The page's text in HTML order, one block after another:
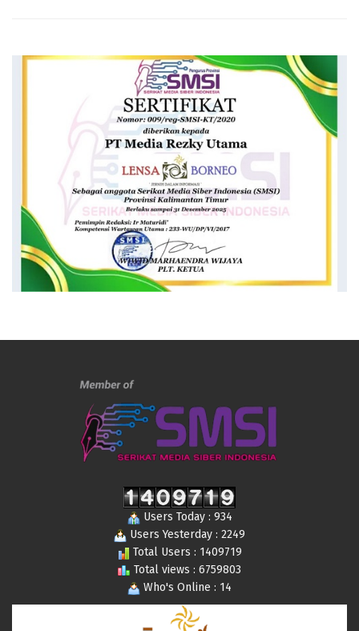
Users Today : 934
Users Yesterday : 2249
Total Users : 1409719
Total views : 6759803
Who's Online : 14